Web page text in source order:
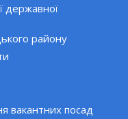
державної
району
вакантних посад